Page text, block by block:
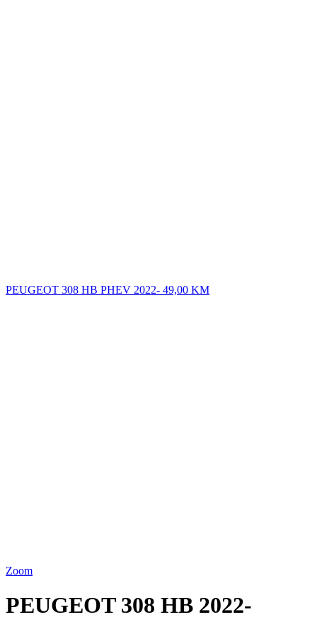
PEUGEOT 308 HB PHEV 2022- 49,00 KM
Zoom
PEUGEOT 308 HB 2022-